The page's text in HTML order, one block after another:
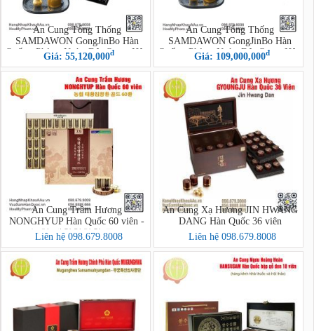
An Cung Tổng Thống
SAMDAWON GongJinBo Hàn
Quốc - Phòng Ngừa Đột Quỵ - Hộp
50 Viên (Jang Man Sun SanSamGa
GongJinBo 50P)
Giá: 55,120,000đ
An Cung Tổng Thống
SAMDAWON GongJinBo Hàn
Quốc - Phòng Ngừa Đột Quỵ - Hộp
100 Viên (Jang Man Sun SanSamGa
GongJinBo 100P)
Giá: 109,000,000đ
An Cung Trầm Hương
NONGHYUP Hàn Quốc 60 viên -
농협 태황침향환 골드
Liên hệ 098.679.8008
An Cung Xạ Hương JIN HWANG
DANG Hàn Quốc 36 viên
Liên hệ 098.679.8008